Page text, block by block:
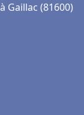
(81600)